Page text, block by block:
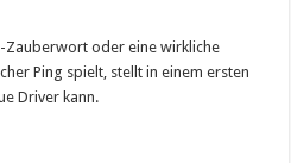
Zauberwort oder eine wirkliche
Ping spielt, stellt in einem ersten
Driver kann.